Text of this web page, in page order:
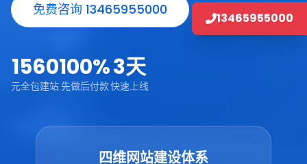
免费咨询 13465955000
1560
元全包建站
100%
先做后付款
3天
快速上线
四维网站建设体系
13465955000